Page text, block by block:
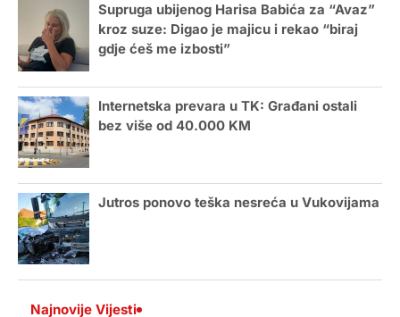
Supruga ubijenog Harisa Babića za “Avaz”
kroz suze: Digao je majicu i rekao “biraj
gdje ćeš me izbosti”
Internetska prevara u TK: Građani ostali
bez više od 40.000 KM
Jutros ponovo teška nesreća u Vukovijama
Najnovije Vijesti